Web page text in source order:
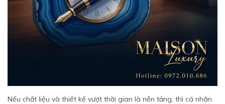
Nếu chất liệu và thiết kế vượt thời gian là nền tảng, thì cá nhân